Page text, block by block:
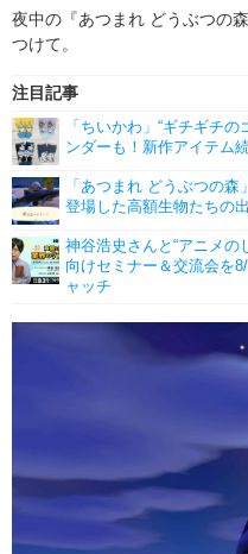
ゲーム
アニメ！アニメ！TV
夜中の『あつまれ どうぶつの
つけて。
注目記事
「ちいかわ」“ギチギチ
ンダーも！新作アイテム
「あつまれ どうぶつの
登場した高額生物たちの
神谷浩史さんと“アニメの
向けセミナー＆交流会を
ャッチ